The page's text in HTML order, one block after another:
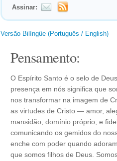
Assinar:
Versão Bilíngüe (Português / English)
Pensamento:
O Espírito Santo é o selo de
presença em nós significa que
nos transformar na imagem de
as virtudes de Cristo — amor,
mansidão, domínio próprio, e
comunicando os gemidos do
enche com poder quando
que somos filhos de Deus.